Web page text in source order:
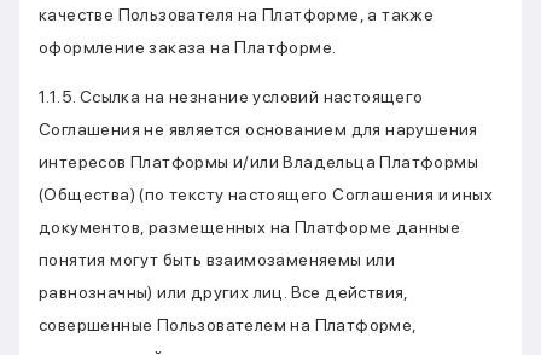
качестве Пользователя на Платформе, а также
оформление заказа на Платформе.
1.1.5. Ссылка на незнание условий настоящего
Соглашения не является основанием для нарушения
интересов Платформы и/или Владельца Платформы
(Общества) (по тексту настоящего Соглашения и иных
документов, размещенных на Платформе данные
понятия могут быть взаимозаменяемы или
равнозначны) или других лиц. Все действия,
совершенные Пользователем на Платформе,